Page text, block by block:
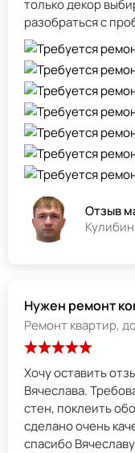
только декор
разобраться с
Отзыв
Нужен ремонт
Ремонт квартир,
Хочу оставить
Вячеслава.
стен, поклеить
сделано очень
спасибо